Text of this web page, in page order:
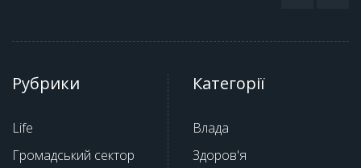
Рубрики
Life
Громадський сектор
Категорії
Влада
Здоров'я